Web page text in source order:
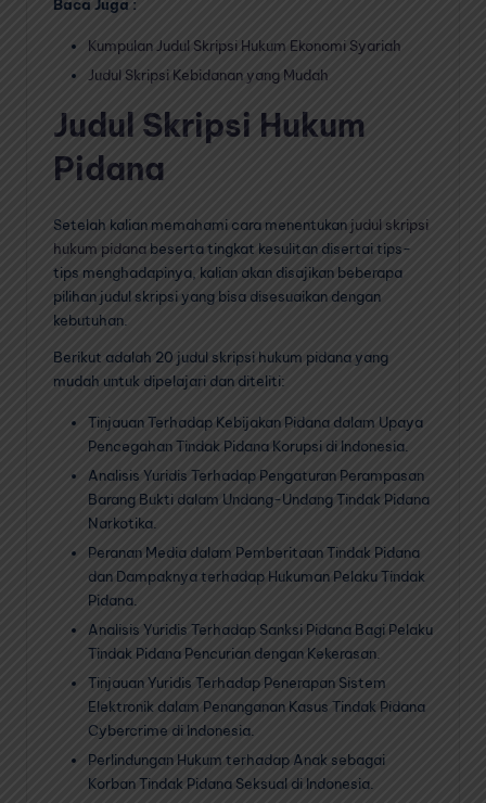
Baca Juga :
Kumpulan Judul Skripsi Hukum Ekonomi Syariah
Judul Skripsi Kebidanan yang Mudah
Judul Skripsi Hukum
Pidana
Setelah kalian memahami cara menentukan judul skripsi
hukum pidana beserta tingkat kesulitan disertai tips-
tips menghadapinya, kalian akan disajikan beberapa
pilihan judul skripsi yang bisa disesuaikan dengan
kebutuhan.
Berikut adalah 20 judul skripsi hukum pidana yang
mudah untuk dipelajari dan diteliti:
Tinjauan Terhadap Kebijakan Pidana dalam Upaya
Pencegahan Tindak Pidana Korupsi di Indonesia.
Analisis Yuridis Terhadap Pengaturan Perampasan
Barang Bukti dalam Undang-Undang Tindak Pidana
Narkotika.
Peranan Media dalam Pemberitaan Tindak Pidana
dan Dampaknya terhadap Hukuman Pelaku Tindak
Pidana.
Analisis Yuridis Terhadap Sanksi Pidana Bagi Pelaku
Tindak Pidana Pencurian dengan Kekerasan.
Tinjauan Yuridis Terhadap Penerapan Sistem
Elektronik dalam Penanganan Kasus Tindak Pidana
Cybercrime di Indonesia.
Perlindungan Hukum terhadap Anak sebagai
Korban Tindak Pidana Seksual di Indonesia.